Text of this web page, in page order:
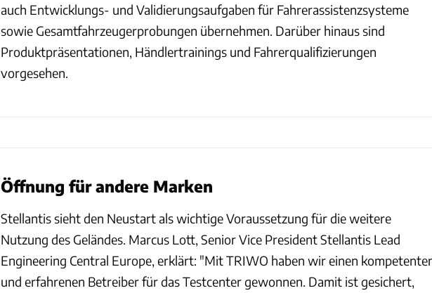
auch Entwicklungs- und Validierungsaufgaben für Fahrerassistenzsysteme
sowie Gesamtfahrzeugerprobungen übernehmen. Darüber hinaus sind
Produktpräsentationen, Händlertrainings und Fahrerqualifizierungen
vorgesehen.
Öffnung für andere Marken
Stellantis sieht den Neustart als wichtige Voraussetzung für die weitere
Nutzung des Geländes. Marcus Lott, Senior Vice President Stellantis Lead
Engineering Central Europe, erklärt: "Mit TRIWO haben wir einen
und erfahrenen Betreiber für das Testcenter gewonnen. Damit ist gesichert,